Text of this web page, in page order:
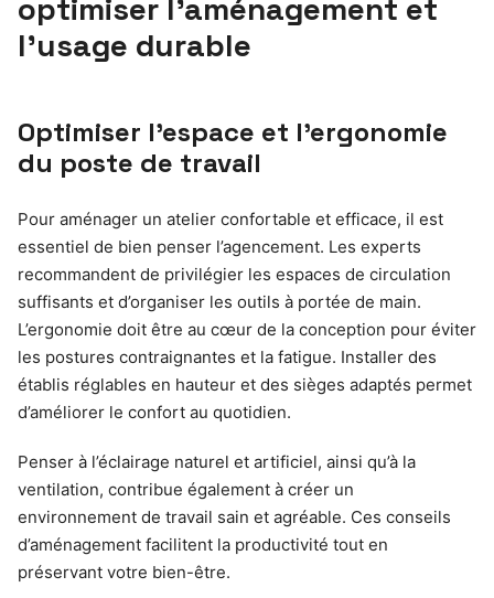
optimiser l’aménagement et
l’usage durable
Optimiser l’espace et l’ergonomie
du poste de travail
Pour aménager un atelier confortable et efficace, il est
essentiel de bien penser l’agencement. Les experts
recommandent de privilégier les espaces de circulation
suffisants et d’organiser les outils à portée de main.
L’ergonomie doit être au cœur de la conception pour éviter
les postures contraignantes et la fatigue. Installer des
établis réglables en hauteur et des sièges adaptés permet
d’améliorer le confort au quotidien.
Penser à l’éclairage naturel et artificiel, ainsi qu’à la
ventilation, contribue également à créer un
environnement de travail sain et agréable. Ces conseils
d’aménagement facilitent la productivité tout en
préservant votre bien-être.